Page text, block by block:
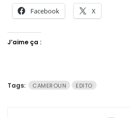
Facebook X
J’aime ça :
Tags: CAMEROUN EDITO